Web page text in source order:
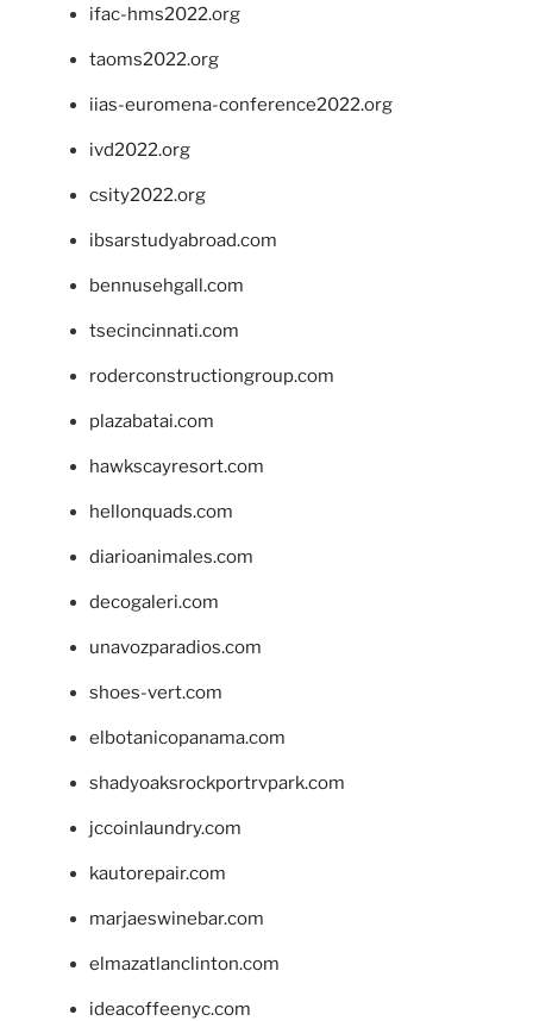
ifac-hms2022.org
taoms2022.org
iias-euromena-conference2022.org
ivd2022.org
csity2022.org
ibsarstudyabroad.com
bennusehgall.com
tsecincinnati.com
roderconstructiongroup.com
plazabatai.com
hawkscayresort.com
hellonquads.com
diarioanimales.com
decogaleri.com
unavozparadios.com
shoes-vert.com
elbotanicopanama.com
shadyoaksrockportrvpark.com
jccoinlaundry.com
kautorepair.com
marjaeswinebar.com
elmazatlanclinton.com
ideacoffeenyc.com